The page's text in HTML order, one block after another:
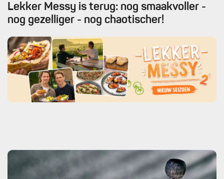
Lekker Messy is terug: nog smaakvoller -
nog gezelliger - nog chaotischer!